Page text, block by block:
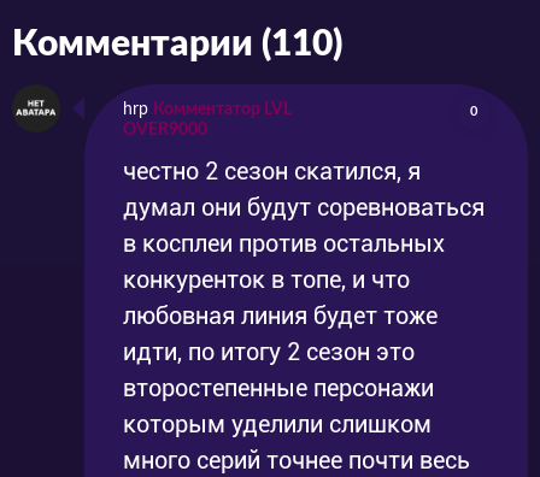
Комментарии (110)
hrp Комментатор LVL
OVER9000
0
честно 2 сезон скатился, я
думал они будут соревноваться
в косплеи против остальных
конкуренток в топе, и что
любовная линия будет тоже
идти, по итогу 2 сезон это
второстепенные персонажи
которым уделили слишком
много серий точнее почти весь